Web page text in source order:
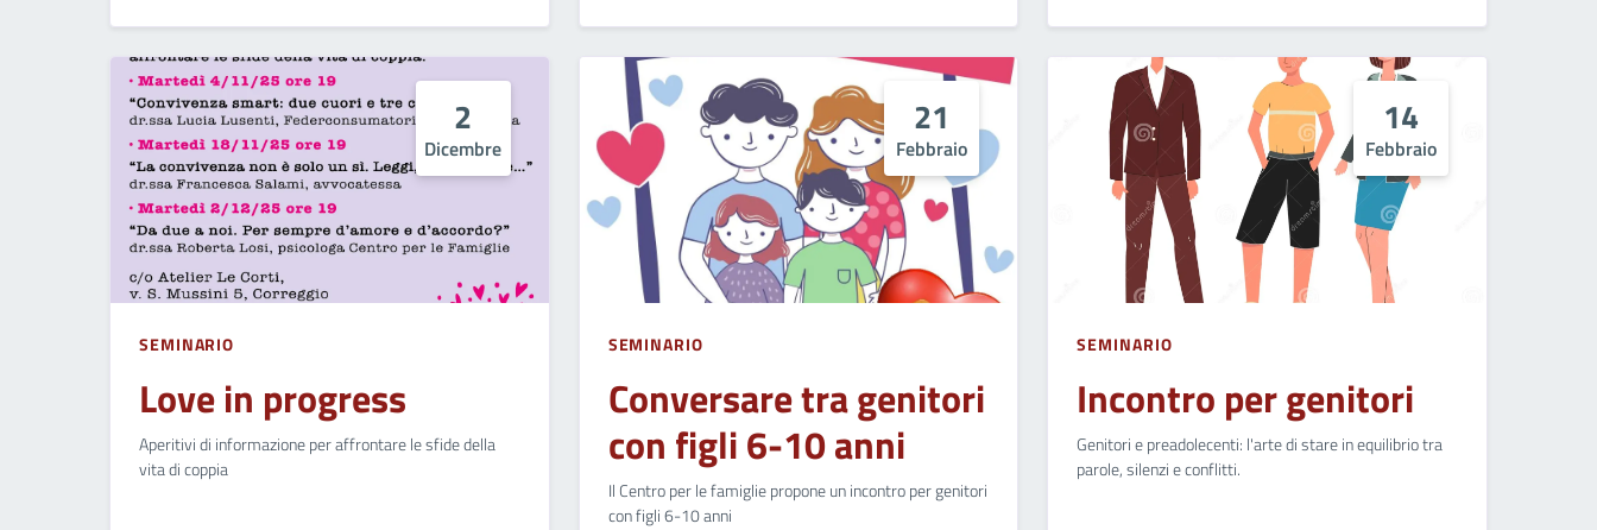
2
Dicembre
SEMINARIO
Love in progress
Aperitivi di informazione per affrontare le sfide della
vita di coppia
21
Febbraio
SEMINARIO
Conversare tra genitori
con figli 6-10 anni
Il Centro per le famiglie propone un incontro per genitori
con figli 6-10 anni
14
Febbraio
SEMINARIO
Incontro per genitori
Genitori e preadolecenti: l'arte di stare in equilibrio tra
parole, silenzi e conflitti.